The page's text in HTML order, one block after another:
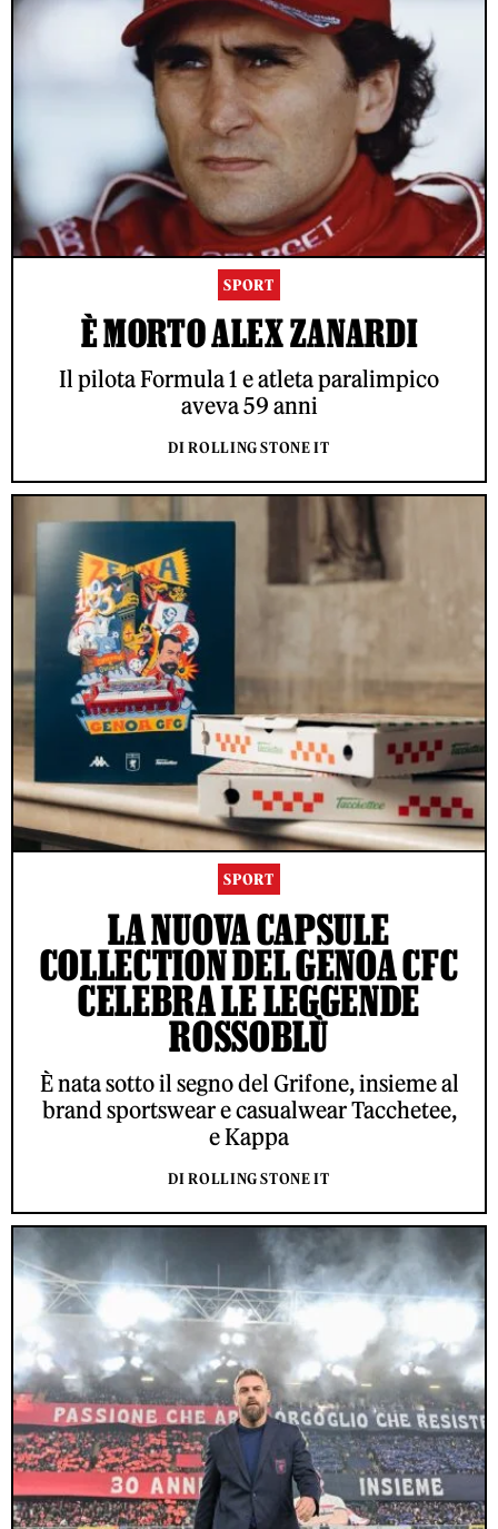
SPORT
È MORTO ALEX ZANARDI
Il pilota Formula 1 e atleta paralimpico
aveva 59 anni
DI ROLLING STONE IT
SPORT
LA NUOVA CAPSULE
COLLECTION DEL GENOA CFC
CELEBRA LE LEGGENDE
ROSSOBLÙ
È nata sotto il segno del Grifone, insieme al
brand sportswear e casualwear Tacchetee,
e Kappa
DI ROLLING STONE IT